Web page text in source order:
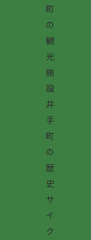
町
の
観
光
施
設
井
手
町
の
歴
史
サ
イ
ク